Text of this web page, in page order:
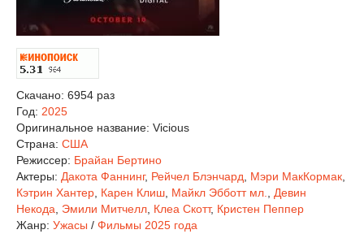
Скачано: 6954 раз
Год: 2025
Оригинальное название: Vicious
Страна: США
Режиссер: Брайан Бертино
Актеры: Дакота Фаннинг, Рейчел Блэнчард Мэри МакКормак
Кэтрин Хантер Карен Клиш Майкл Эбботт мл.
Девин
Некода
Эмили Митчелл Клеа Скотт, Кристен Пеппер
Жанр: Ужасы / Фильмы 2025 года